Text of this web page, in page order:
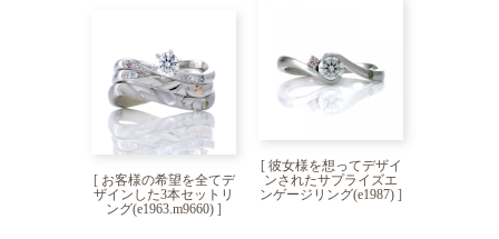
[ 彼女様を想ってデザイ
ンされたサプライズエ
ンゲージリング(e1987) ]
[ お客様の希望を全てデ
ザインした3本セットリ
ング(e1963.m9660) ]